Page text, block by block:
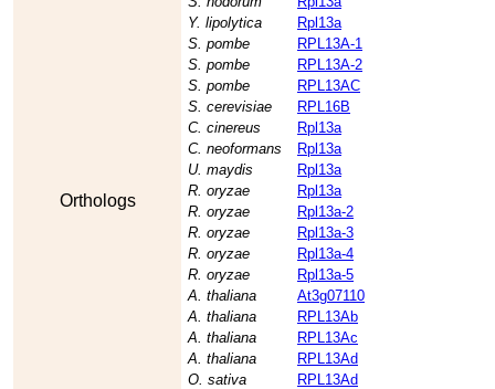
Orthologs
Y. lipolytica
Rpl13a
S. pombe
RPL13A-1
S. pombe
RPL13A-2
S. pombe
RPL13AC
S. cerevisiae
RPL16B
C. cinereus
Rpl13a
C. neoformans
Rpl13a
U. maydis
Rpl13a
R. oryzae
Rpl13a
R. oryzae
Rpl13a-2
R. oryzae
Rpl13a-3
R. oryzae
Rpl13a-4
R. oryzae
Rpl13a-5
A. thaliana
At3g07110
A. thaliana
RPL13Ab
A. thaliana
RPL13Ac
A. thaliana
RPL13Ad
O. sativa
RPL13Ad